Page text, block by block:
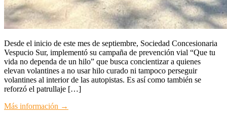
Desde el inicio de este mes de septiembre, Sociedad Concesionaria
Vespucio Sur, implementó su campaña de prevención vial “Que tu
vida no dependa de un hilo” que busca concientizar a quienes
elevan volantines a no usar hilo curado ni tampoco perseguir
volantines al interior de las autopistas. Es así como también se
reforzó el patrullaje […]
Más información →